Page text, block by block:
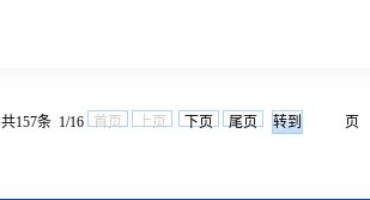
共157条 1/16 首页 上页 下页 尾页 页